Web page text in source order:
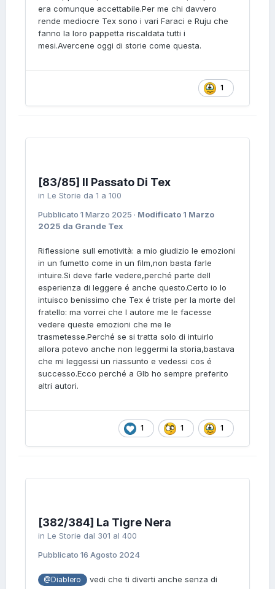
era comunque accettabile.Per me chi davvero
rende mediocre Tex sono i vari Faraci e Ruju che
fanno la loro pappetta riscaldata tutti i
mesi.Avercene oggi di storie come questa.
1
[83/85] Il Passato Di Tex
in Le Storie da 1 a 100
Pubblicato 1 Marzo 2025 · Modificato 1 Marzo
2025 da Grande Tex
Riflessione sull emotività: a mio giudizio le emozioni
in un fumetto come in un film,non basta farle
intuire.Si deve farle vedere,perché parte dell
esperienza di leggere é anche questo.Certo io lo
intuisco benissimo che Tex é triste per la morte del
fratello: ma vorrei che l autore me le facesse
vedere queste emozioni che me le
trasmetesse.Perché se si tratta solo di intuirlo
allora potevo anche non leggermi la storia,bastava
che mi leggessi un riassunto e vedessi cos é
successo.Ecco perché a Glb ho sempre preferito
altri autori.
1 1 1
[382/384] La Tigre Nera
in Le Storie dal 301 al 400
Pubblicato 16 Agosto 2024
@Diablero
vedi che ti diverti anche senza di